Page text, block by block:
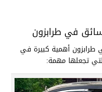
في طرابزون
طرابزون أهمية كبيرة في
تجعلها مهمة: